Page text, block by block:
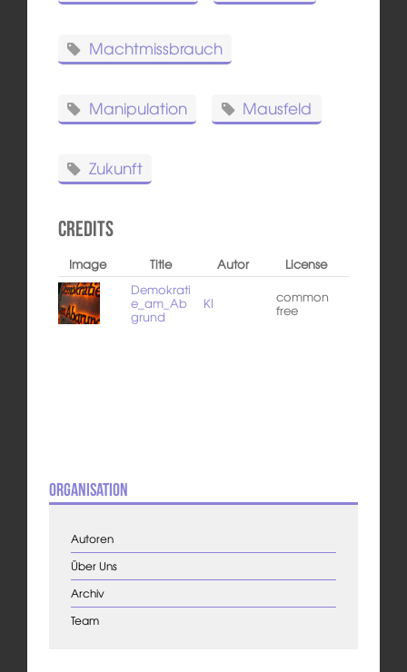
Machtmissbrauch
Manipulation Mausfeld
Zukunft
Credits
Image Title Autor
License
Demokrati
e_am_Ab
grund
KI common
free
Organisation
Autoren
Über Uns
Archiv
Team